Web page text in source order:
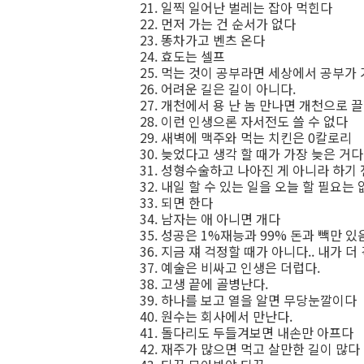
21. 일찍 일어난 벌레는 잡아 먹힌다
22. 먼저 가는 건 순서가 없다
23. 똥차가고 벤츠 온다
24. 효도는 셀프
25. 먹는 것이 공부라면 세상에서 공부가
26. 어려운 길은 길이 아니다.
27. 개천에서 용 난 놈 만나면 개천으로
28. 이런 인생으론 자서전도 쓸 수 없다
29. 새벽에 맥주와 먹는 치킨은 0칼로리
30. 늦었다고 생각 할 때가 가장 늦은 거다
31. 성형수술하고 나아진 게 아니라 하기
32. 내일 할 수 있는 일을 오늘 할 필요는
33. 되면 한다
34. 남자는 애 아니면 개다
35. 성공은 1%재능과 99% 돈과 빽만 있
36. 지금 쟤 걱정할 때가 아니다.. 내가 더
37. 예술은 비싸고 인생은 더럽다.
38. 고생 끝에 골병난다.
39. 하나를 보고 열을 알면 무당눈깔이다
40. 원수는 회사에서 만난다.
41. 돌다리도 두들겨보면 내손만 아프다
42. 재주가 많으면 먹고 살만한 길이 많다